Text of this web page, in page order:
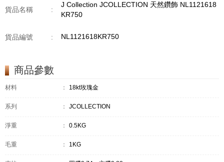
貨品名稱 :
J Collection JCOLLECTION 天然鑽飾 NL1121618
KR750
貨品編號 : NL1121618KR750
商品參數
材料 ： 18kt玫瑰金
系列 ： JCOLLECTION
淨重 ： 0.5KG
毛重 ： 1KG